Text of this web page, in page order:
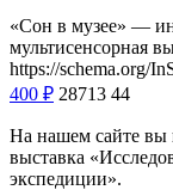
«Сон в музее» —
мультисенсорная
https://schema.org/
400 ₽ 28713 44
На нашем сайте вы
выставка
экспедиции».